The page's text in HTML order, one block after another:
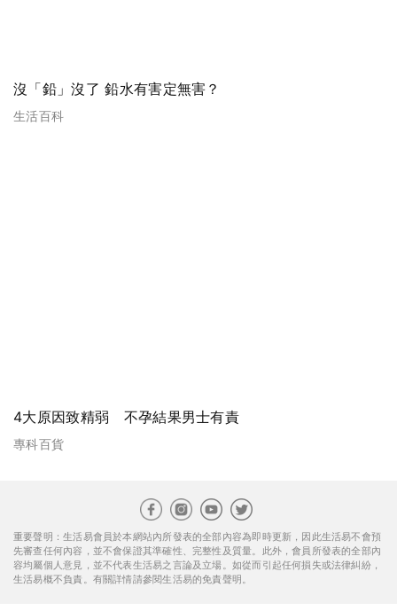
沒「鉛」沒了 鉛水有害定無害？
生活百科
4大原因致精弱 不孕結果男士有責
專科百貨
重要聲明：生活易會員於本網站內所發表的全部內容為即時更新，因此生活易不會預
先審查任何內容，並不會保證其準確性、完整性及質量。此外，會員所發表的全部內
容均屬個人意見，並不代表生活易之言論及立場。如從而引起任何損失或法律糾紛，
生活易概不負責。有關詳情請參閱生活易的免責聲明。